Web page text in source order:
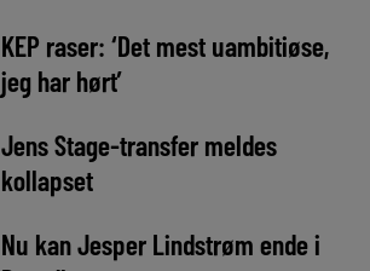
KEP raser: ‘Det mest uambitiøse,
jeg har hørt’
Jens Stage-transfer meldes
kollapset
Nu kan Jesper Lindstrøm ende i